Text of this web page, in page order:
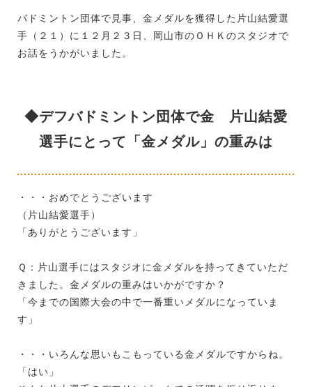
バドミントン団体で見事、金メダルを獲得した片山結愛選
手（２１）に１２月２３日、岡山市のＯＨＫのスタジオで
お話をうかがいました。
◆デフバドミントン団体で金 片山結愛
選手にとって「金メダル」の重みは
・・・おめでとうございます
（片山結愛選手）
「ありがとうございます」
Ｑ：片山選手にはスタジオに金メダルを持ってきていただ
きました。金メダルの重みはいかがですか？
「今までの国際大会の中で一番重いメダルになっていま
す」
・・・いろんな思いもこもっている金メダルですからね。
「はい」